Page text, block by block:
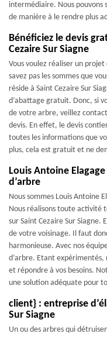
intermédiaire. Nous pouvons
de manière à le rendre plus
Bénéficiez le devis
Cezaire Sur Siagne
Vous voulez réaliser un projet
savez pas les sommes que
réside à Saint Cezaire Sur
d’abattage gratuit. Donc, si
de votre arbre, veillez
devis. En effet, le devis
toutes les informations que
plus, cela est gratuit et ne
Louis Antoine
d’arbre
Nous sommes Louis Antoine
Nous réalisons toute activité
sur Saint Cezaire Sur Siagne.
de votre voisinage. Il faut
harmonieuse. Avec nos
d’arbre. Etant expérimentés,
et répondre à vos besoins.
une solution adéquate pour
client} : entreprise
Sur Siagne
Un ou des arbres qui